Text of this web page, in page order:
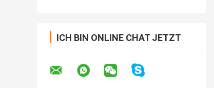
ICH BIN ONLINE CHAT JETZT